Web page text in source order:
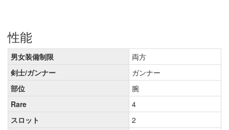
性能
男女装備制限
両方
剣士/ガンナー
ガンナー
部位
腕
Rare
4
スロット
2